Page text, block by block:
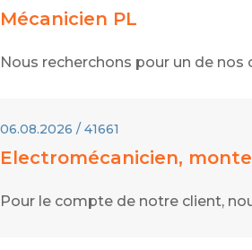
Mécanicien PL
Nous recherchons pour un de nos
06.08.2026 / 41661
Electromécanicien,
Pour le compte de notre client,